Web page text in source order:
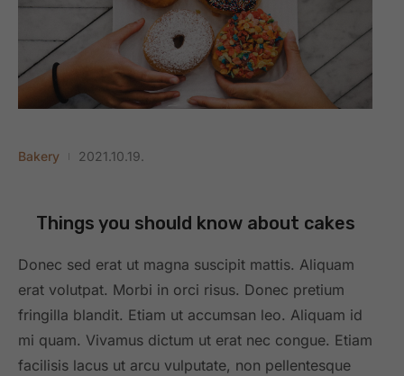
Bakery 2021.10.19.
Things you should know about cakes
Donec sed erat ut magna suscipit mattis. Aliquam
erat volutpat. Morbi in orci risus. Donec pretium
fringilla blandit. Etiam ut accumsan leo. Aliquam id
mi quam. Vivamus dictum ut erat nec congue. Etiam
facilisis lacus ut arcu vulputate, non pellentesque